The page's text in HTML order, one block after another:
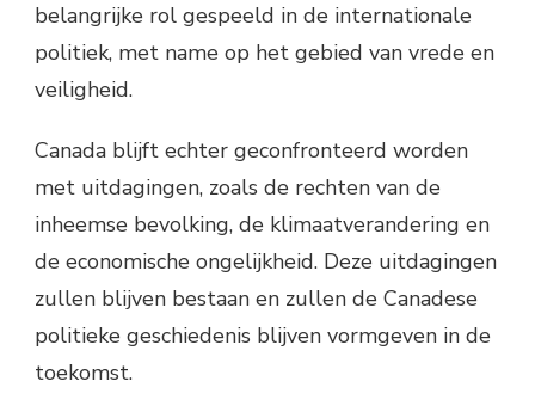
belangrijke rol gespeeld in de internationale
politiek, met name op het gebied van vrede en
veiligheid.
Canada blijft echter geconfronteerd worden
met uitdagingen, zoals de rechten van de
inheemse bevolking, de klimaatverandering en
de economische ongelijkheid. Deze uitdagingen
zullen blijven bestaan en zullen de Canadese
politieke geschiedenis blijven vormgeven in de
toekomst.